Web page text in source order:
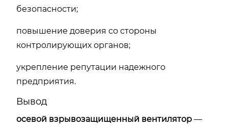
безопасности;
повышение доверия со стороны
контролирующих органов;
укрепление репутации надежного
предприятия.
Вывод
осевой взрывозащищенный вентилятор —